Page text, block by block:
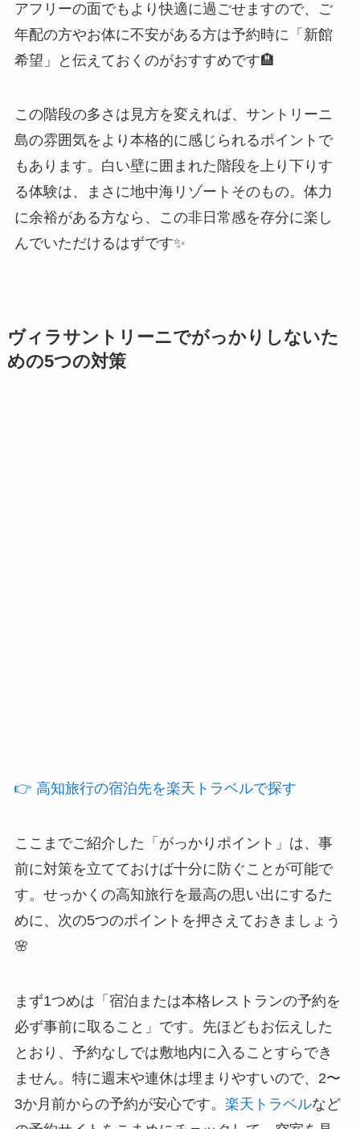
アフリーの面でもより快適に過ごせますので、ご
年配の方やお体に不安がある方は予約時に「新館
希望」と伝えておくのがおすすめです🏨
この階段の多さは見方を変えれば、サントリーニ
島の雰囲気をより本格的に感じられるポイントで
もあります。白い壁に囲まれた階段を上り下りす
る体験は、まさに地中海リゾートそのもの。体力
に余裕がある方なら、この非日常感を存分に楽し
んでいただけるはずです✨
ヴィラサントリーニでがっかりしないた
めの5つの対策
👉 高知旅行の宿泊先を楽天トラベルで探す
ここまでご紹介した「がっかりポイント」は、事
前に対策を立てておけば十分に防ぐことが可能で
す。せっかくの高知旅行を最高の思い出にするた
めに、次の5つのポイントを押さえておきましょう
🌸
まず1つめは「宿泊または本格レストランの予約を
必ず事前に取ること」です。先ほどもお伝えした
とおり、予約なしでは敷地内に入ることすらでき
ません。特に週末や連休は埋まりやすいので、2〜
3か月前からの予約が安心です。 楽天トラベルなど